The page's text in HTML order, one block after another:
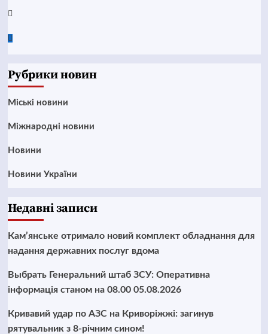
Twitter
Google
Рубрики новин
Mіські новини
Міжнародні новини
Новини
Новини України
Недавні записи
Кам’янське отримало новий комплект обладнання для
надання державних послуг вдома
Выбрать Генеральний штаб ЗСУ: Оперативна
інформація станом на 08.00 05.08.2026
Кривавий удар по АЗС на Криворіжжі: загинув
рятувальник з 8-річним сином!